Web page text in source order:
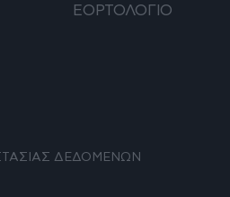
ΕΟΡΤΟΛΟΓΙΟ
ΔΕΔΟΜΕΝΩΝ